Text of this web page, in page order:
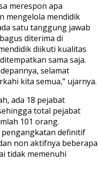
merespon apa
mengelola mendidik
satu tanggung jawab
diterima di
diikuti kualitas
sama saja.
selamat
kita semua,” ujarnya.
ada 18 pejabat
total pejabat
101 orang.
definitif
non aktifnya beberapa
tidak memenuhi